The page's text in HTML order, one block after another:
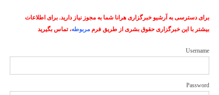
برای دسترسی به آرشیو خبرگزاری هرانا شما به مجوز نیاز دارید. برای اطلاعات
بیشتر با این خبرگزاری حقوق بشری از طریق فرم مربوطه، تماس بگیرید
Username
Password